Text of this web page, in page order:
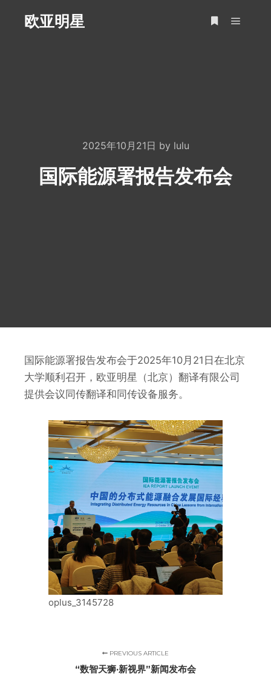
欧亚明星
2025年10月21日 by lulu
国际能源署报告发布会
国际能源署报告发布会于2025年10月21日在北京
大学顺利召开，欧亚明星（北京）翻译有限公司
提供会议同传翻译和同传设备服务。
oplus_3145728
PREVIOUS ARTICLE
“数智天狮·新视界”新闻发布会